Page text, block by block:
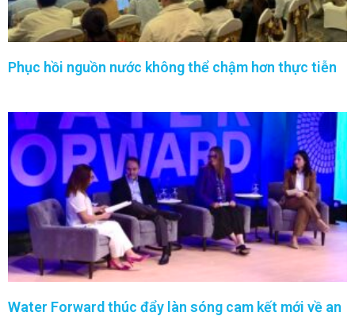
Phục hồi nguồn nước không thể chậm hơn thực tiễn
Water Forward thúc đẩy làn sóng cam kết mới về an